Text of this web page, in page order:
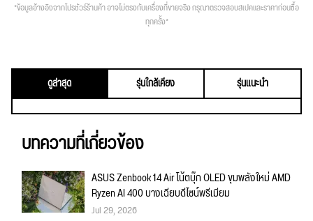
*ข้อมูลอ้างอิงจากโปรชัวร์ร้านค้า อาจไม่ตรงกับเครื่องที่ขายจริง กรุณาตรวจสอบสเปคและราคาก่อนซื้อ
ทุกครั้ง*
ดูล่าสุด รุ่นใกล้เคียง รุ่นแนะนำ
บทความที่เกี่ยวข้อง
ASUS Zenbook 14 Air โน้ตบุ๊ก OLED ขุมพลังใหม่ AMD
Ryzen AI 400 บางเฉียบดีไซน์พรีเมียม
Jul 29, 2026